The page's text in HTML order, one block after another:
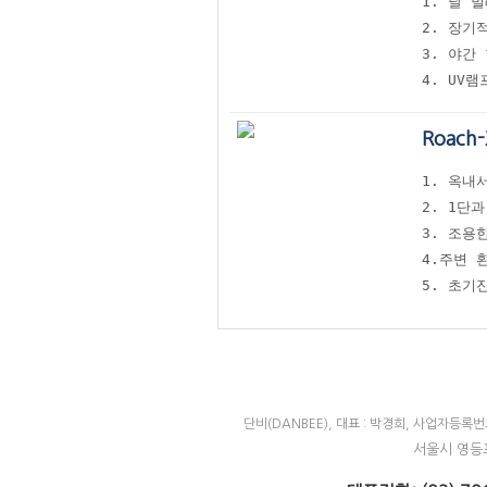
2. 장기
3. 야간
4. UV램
1. 옥내
2. 1단과
3. 조용
4.주변
5. 초기
단비(DANBEE), 대표 : 박경희, 사업자등록
서울시 영